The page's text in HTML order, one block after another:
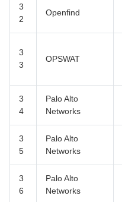
3
2
Openfind
3
3
OPSWAT
3
4
Palo Alto
Networks
3
5
Palo Alto
Networks
3
6
Palo Alto
Networks